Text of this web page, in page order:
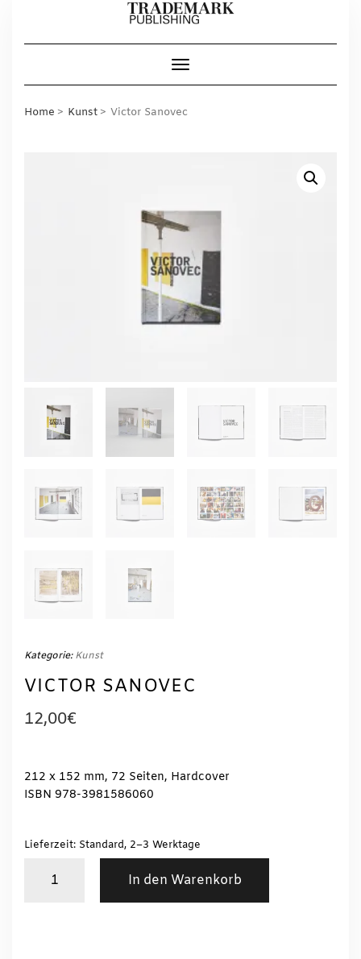
Toggle Navigation
Home Kunst Victor Sanovec
Kategorie:Kunst
VICTOR SANOVEC
12,00€
212 x 152 mm, 72 Seiten, Hardcover
ISBN 978-3981586060
Lieferzeit: Standard, 2–3 Werktage
Sanovec
In den Warenkorb